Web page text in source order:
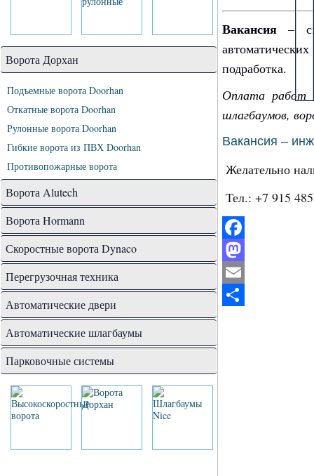
Ворота Дорхан
Подъемные ворота Doorhan
Откатные ворота Doorhan
Рулонные ворота Doorhan
Гибкие ворота из ПВХ Doorhan
Противопожарные ворота
Ворота Alutech
Ворота Hormann
Скоростные ворота Dynaco
Перегрузочная техника
Автоматические двери
Автоматические шлагбаумы
Парковочные системы
Вакансия –
подработка.
Оплата работ
шлагбаумов,
Вакансия –
Желательно
Тел.: +7 915
Facebook
Mastodon
Email